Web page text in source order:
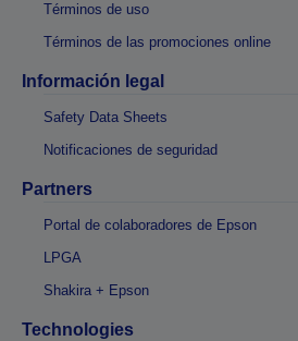
Términos de uso
Términos de las promociones online
Información legal
Safety Data Sheets
Notificaciones de seguridad
Partners
Portal de colaboradores de Epson
LPGA
Shakira + Epson
Technologies